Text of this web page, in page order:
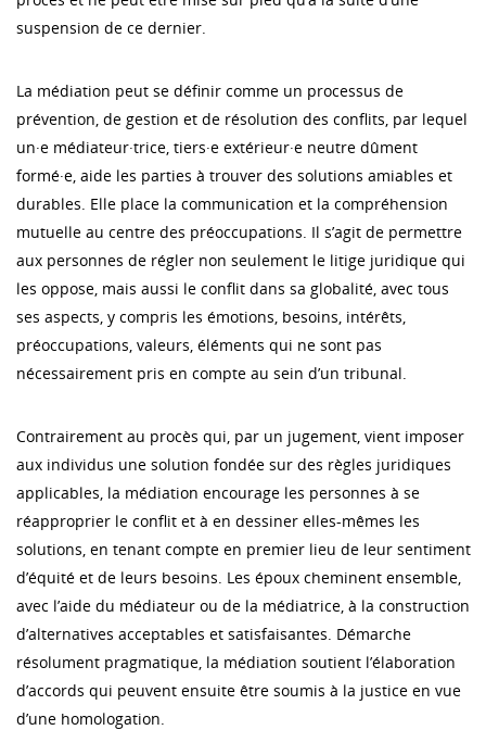
suspension de ce dernier.
La médiation peut se définir comme un processus de
prévention, de gestion et de résolution des conflits, par lequel
un·e médiateur·trice, tiers·e extérieur·e neutre dûment
formé·e, aide les parties à trouver des solutions amiables et
durables. Elle place la communication et la compréhension
mutuelle au centre des préoccupations. Il s’agit de permettre
aux personnes de régler non seulement le litige juridique qui
les oppose, mais aussi le conflit dans sa globalité, avec tous
ses aspects, y compris les émotions, besoins, intérêts,
préoccupations, valeurs, éléments qui ne sont pas
nécessairement pris en compte au sein d’un tribunal.
Contrairement au procès qui, par un jugement, vient imposer
aux individus une solution fondée sur des règles juridiques
applicables, la médiation encourage les personnes à se
réapproprier le conflit et à en dessiner elles-mêmes les
solutions, en tenant compte en premier lieu de leur sentiment
d’équité et de leurs besoins. Les époux cheminent ensemble,
avec l’aide du médiateur ou de la médiatrice, à la construction
d’alternatives acceptables et satisfaisantes. Démarche
résolument pragmatique, la médiation soutient l’élaboration
d’accords qui peuvent ensuite être soumis à la justice en vue
d’une homologation.